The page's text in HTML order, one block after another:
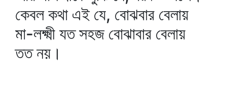
কেবল কথা এই যে, বোঝবার বেলায়
মা-লক্ষ্মী যত সহজ বোঝাবার বেলায়
তত নয়।